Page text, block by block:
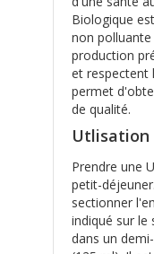
Biologique
non
production
et respectent
permet
de qualité.
Utlisation
Prendre une
petit-
sectionner
indiqué sur le
dans un